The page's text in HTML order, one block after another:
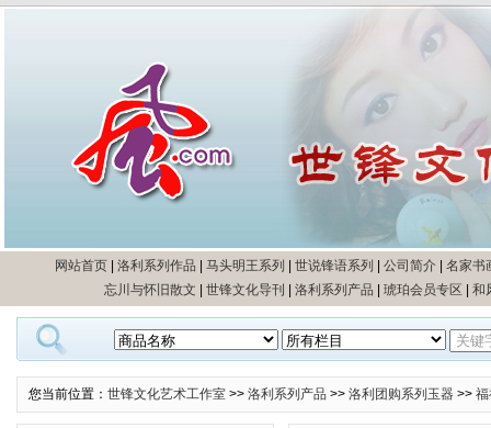
网站首页 洛利系列作品 马头明王系列 世说锋语系列 公司简介
名家书
忘川与怀旧散文
世锋文化导刊 洛利系列产品 琥珀会员专区 和
您当前位置： 世锋文化艺术工作室 >> 洛利系列产品 >> 洛利团购系列玉器 >>